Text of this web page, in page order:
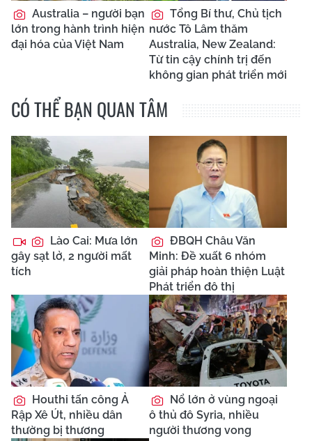
Australia – người bạn
lớn trong hành trình hiện
đại hóa của Việt Nam
Tổng Bí thư, Chủ tịch
nước Tô Lâm thăm
Australia, New Zealand:
Từ tin cậy chính trị đến
không gian phát triển mới
CÓ THỂ BẠN QUAN TÂM
Lào Cai: Mưa lớn
gây sạt lở, 2 người mất
tích
ĐBQH Châu Văn
Minh: Đề xuất 6 nhóm
giải pháp hoàn thiện Luật
Phát triển đô thị
Houthi tấn công Ả
Rập Xê Út, nhiều dân
thường bị thương
Nổ lớn ở vùng ngoại
ô thủ đô Syria, nhiều
người thương vong